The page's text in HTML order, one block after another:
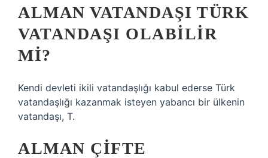
ALMAN VATANDAŞI TÜRK
VATANDAŞI OLABILIR
MI?
Kendi devleti ikili vatandaşlığı kabul ederse Türk
vatandaşlığı kazanmak isteyen yabancı bir ülkenin
vatandaşı, T.
ALMAN ÇIFTE